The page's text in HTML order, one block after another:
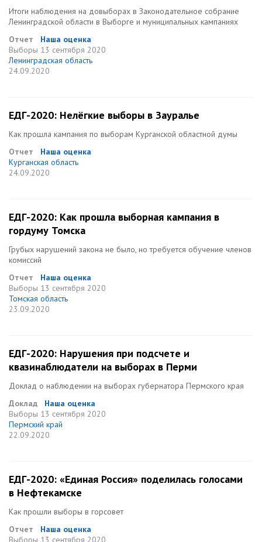
Итоги наблюдения на довыборах в Законодательное собрание
Ленинградской области в Выборге и муниципальных кампаниях
Отчет
Наша оценка
Выборы 13 сентября 2020
Ленинградская область
24.09.2020
ЕДГ-2020: Нелёгкие выборы в Зауралье
Как прошла кампания по выборам Курганской областной думы
Отчет
Наша оценка
Курганская область
24.09.2020
ЕДГ-2020: Как прошла выборная кампания в
гордуму Томска
Грубых нарушений закона не было, но требуется обучение членов
комиссий
Отчет
Наша оценка
Выборы 13 сентября 2020
Томская область
23.09.2020
ЕДГ-2020: Нарушения при подсчете и
квазинаблюдатели на выборах в Перми
Доклад о наблюдении на выборах губернатора Пермского края
Доклад
Наша оценка
Выборы 13 сентября 2020
Пермский край
22.09.2020
ЕДГ-2020: «Единая Россия» поделилась голосами
в Нефтекамске
Как прошли выборы в горсовет
Отчет
Наша оценка
Выборы 13 сентября 2020